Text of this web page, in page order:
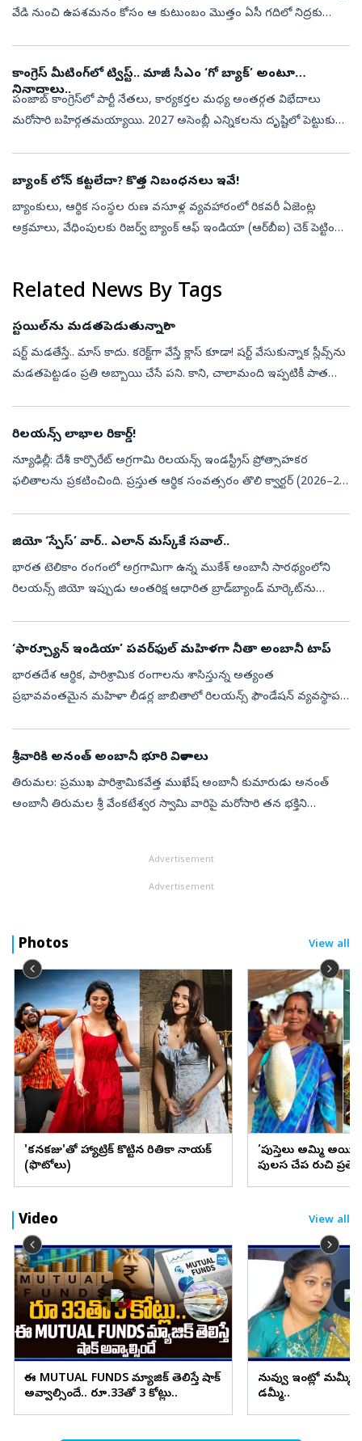
వేడి నుంచి ఉపశమనం కోసం ఆ కుటుంబం మొత్తం ఏసీ గదిలో నిద్రకు
కాంగ్రెస్ మీటింగ్‌లో ట్విస్ట్‌.. మాజీ సీఎం ‘గో బ్యాక్’ అంటూ
నినాదాలు..
పంజాబ్ కాంగ్రెస్‌లో పార్టీ నేతలు, కార్యకర్తల మధ్య అంతర్గత విభేదాలు
మరోసారి బహిర్గతమయ్యాయి. 2027 అసెంబ్లీ ఎన్నికలను దృష్టిలో పెట్టుకుని
బ్యాంక్ లోన్ కట్టలేదా? కొత్త నిబంధనలు ఇవే!
బ్యాంకులు, ఆర్థిక సంస్థల రుణ వసూళ్ల వ్యవహారంలో రికవరీ ఏజెంట్ల
అక్రమాలు, వేధింపులకు రిజర్వ్ బ్యాంక్ ఆఫ్ ఇండియా (ఆర్‌బీఐ) చెక్ పెట్టింది.
Related News By Tags
స్టయిల్‌ను మడతపెడుతున్నారా?
షర్ట్‌ మడతేస్తే.. మాస్‌ కాదు. కరెక్ట్‌గా వేస్తే క్లాస్‌ కూడా! షర్ట్‌ వేసుకున్నాక స్లీవ్స్‌ను
మడతపెట్టడం ప్రతి అబ్బాయి చేసే పని. కాని, చాలామంది ఇప్పటికీ పాత
రిలయన్స్‌ లాభాల రికార్డ్‌!
న్యూఢిల్లీ: దేశీ కార్పొరేట్‌ అగ్రగామి రిలయన్స్‌ ఇండస్ట్రీస్‌ ప్రోత్సాహకర
ఫలితాలను ప్రకటించింది. ప్రస్తుత ఆర్థిక సంవత్సరం తొలి క్వార్టర్‌ (2026–27,
జియో ‘స్పేస్’ వార్.. ఎలాన్ మస్క్‌కే సవాల్..
భారత టెలికాం రంగంలో అగ్రగామిగా ఉన్న ముకేశ్ అంబానీ సారథ్యంలోని
రిలయన్స్ జియో ఇప్పుడు అంతరిక్ష ఆధారిత బ్రాడ్‌బ్యాండ్ మార్కెట్‌ను
‘ఫార్చ్యూన్ ఇండియా’ పవర్‌ఫుల్‌ మహిళగా నీతా అంబానీ టాప్
భారతదేశ ఆర్థిక, పారిశ్రామిక రంగాలను శాసిస్తున్న అత్యంత
ప్రభావవంతమైన మహిళా లీడర్ల జాబితాలో రిలయన్స్ ఫౌండేషన్ వ్యవస్థాపక
శ్రీవారికి అనంత్‌ అంబానీ భూరి విరాళాలు
తిరుమల: ప్రముఖ పారిశ్రామికవేత్త ముఖేష్‌ అంబానీ కుమారుడు అనంత్‌
అంబానీ తిరుమల శ్రీ వేంకటేశ్వర స్వామి వారిపై మరోసారి తన భక్తిని
Advertisement
Advertisement
Photos View all
'కనకరాజు'తో హ్యాట్రిక్ కొట్టిన రితికా నాయక్
(ఫొటోలు)
‘పుస్తెలు అమ్మి
పులస చేప రుచి
Video View all
ఈ MUTUAL FUNDS మ్యాజిక్ తెలిస్తే షాక్
అవ్వాల్సిందే.. రూ.33తో 3 కోట్లు..
నువ్వు ఇంట్లో
డమ్మీ..